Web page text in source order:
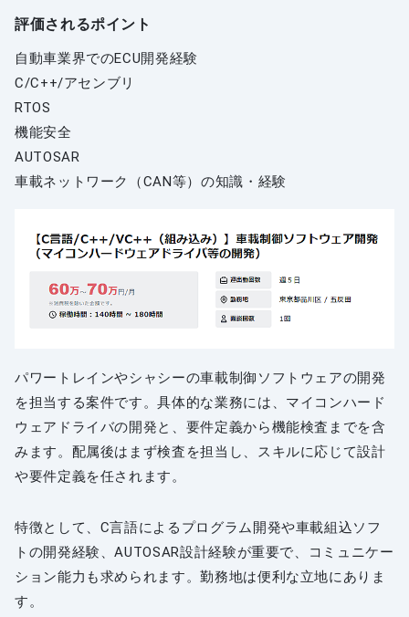
評価されるポイント
自動車業界でのECU開発経験
C/C++/アセンブリ
RTOS
機能安全
AUTOSAR
車載ネットワーク（CAN等）の知識・経験
パワートレインやシャシーの車載制御ソフトウェアの開発
を担当する案件です。具体的な業務には、マイコンハード
ウェアドライバの開発と、要件定義から機能検査までを含
みます。配属後はまず検査を担当し、スキルに応じて設計
や要件定義を任されます。
特徴として、C言語によるプログラム開発や車載組込ソフ
トの開発経験、AUTOSAR設計経験が重要で、コミュニケー
ション能力も求められます。勤務地は便利な立地にありま
す。